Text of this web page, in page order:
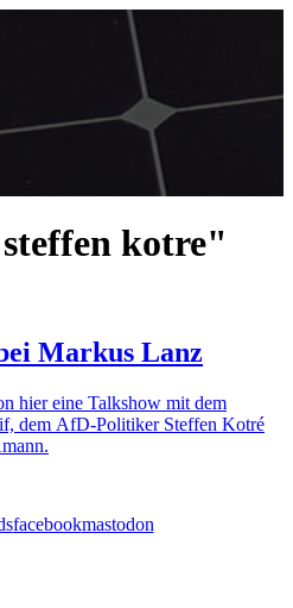
kotre"
Markus Lanz
hier eine Talkshow mit dem
dem AfD-Politiker Steffen Kotré
facebookmastodon